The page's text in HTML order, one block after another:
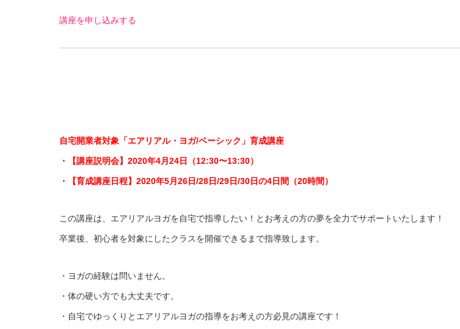
講座を申し込みする
自宅開業者対象「エアリアル・ヨガ/ベーシック」育成講座
・【講座説明会】2020年4月24日（12:30〜13:30）
・【育成講座日程】2020年5月26日/28日/29日/30日の4日間（20時間）
この講座は、エアリアルヨガを自宅で指導したい！とお考えの方の夢を全力でサポートいたします！
卒業後、初心者を対象にしたクラスを開催できるまで指導致します。
・ヨガの経験は問いません。
・体の硬い方でも大丈夫です。
・自宅でゆっくりとエアリアルヨガの指導をお考えの方必見の講座です！